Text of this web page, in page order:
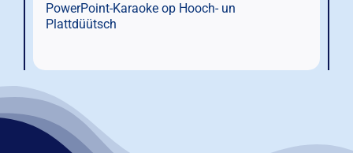
PowerPoint-Karaoke op Hooch- un
Plattdüütsch